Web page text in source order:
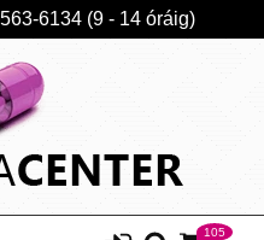
6134 (9 - 14 óráig)
105